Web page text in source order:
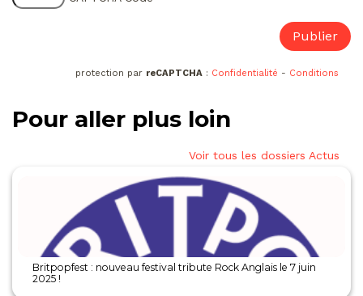
protection par reCAPTCHA : Confidentialité - Conditions
Pour aller plus loin
Voir tous les dossiers Actus
Britpopfest : nouveau festival tribute Rock Anglais le 7 juin
2025 !